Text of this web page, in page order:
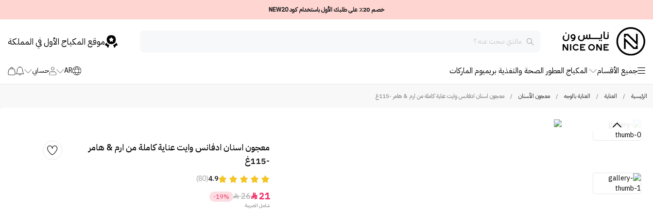
خصم 20٪ على طلبك الأول باستخدام كود NEW20
موقع المكياج الأول في المملكة
جميع الأقسام المكياج العطور الصحة والتغذية بريميوم الماركات AR حسابي
الرئيسية / العناية / العناية بالوجه / معجون الأسنان / معجون اسنان ادفانس وايت عناية كاملة من ارم & هامر -115غ
معجون اسنان ادفانس وايت عناية كاملة من ارم & هامر
-115غ
4.9
(80)
21

26

-19%
شامل الضريبة